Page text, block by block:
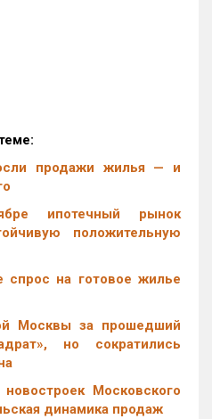
продажи жилья — и
ипотечный рынок
положительную
спрос на готовое жилье
Москвы за прошедший
но сократились
Московского
динамика продаж